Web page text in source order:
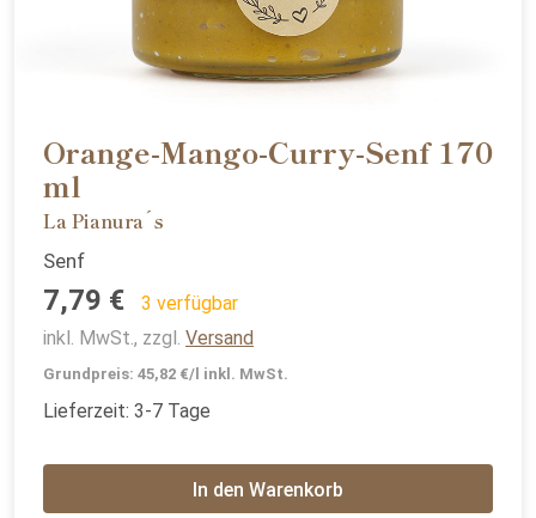
Orange-Mango-Curry-Senf 170
ml
La Pianura´s
Senf
7,79 €
3 verfügbar
inkl. MwSt., zzgl. Versand
Grundpreis: 45,82 €/l inkl. MwSt.
Lieferzeit: 3-7 Tage
In den Warenkorb